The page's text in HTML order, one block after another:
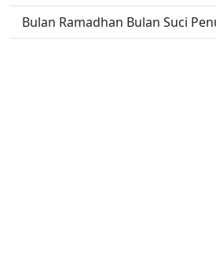
Bulan Ramadhan Bulan Suci